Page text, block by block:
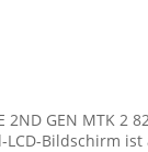
2ND GEN MTK 2
Bildschirm ist